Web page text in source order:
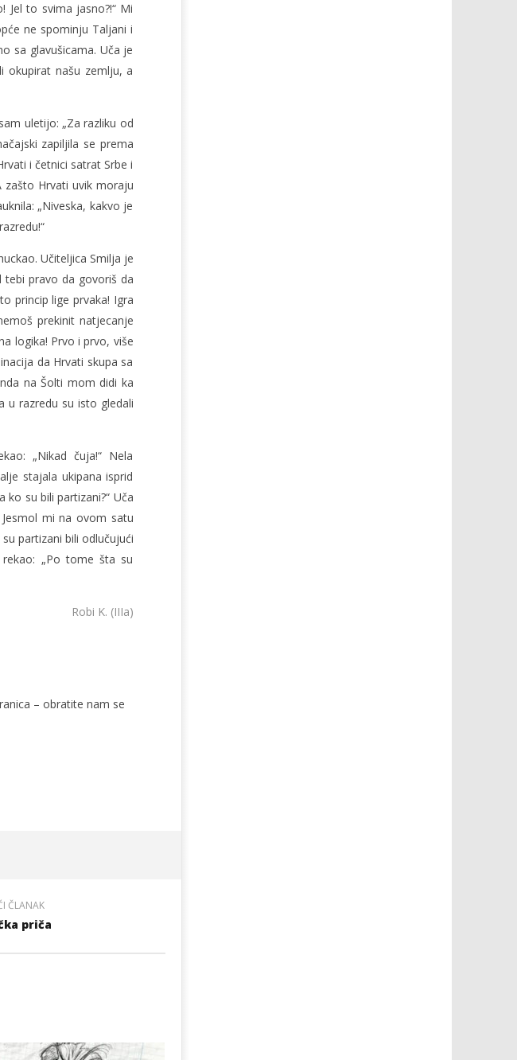
to svima jasno?!“ Mi
ne spominju Taljani i
sa glavušicama. Uča je
okupirat našu zemlju, a
uletijo: „Za razliku od
zapiljila se prema
i četnici satrat Srbe i
zašto Hrvati uvik moraju
„Niveska, kakvo je
Učiteljica Smilja je
tebi pravo da govoriš da
princip lige prvaka! Igra
prekinit natjecanje
logika! Prvo i prvo, više
da Hrvati skupa sa
na Šolti mom didi ka
u razredu su isto gledali
„Nikad čuja!“ Nela
stajala ukipana isprid
su bili partizani?“ Uča
mi na ovom satu
partizani bili odlučujući
„Po tome šta su
Robi K. (IIIa)
– obratite nam se
ČLANAK
priča